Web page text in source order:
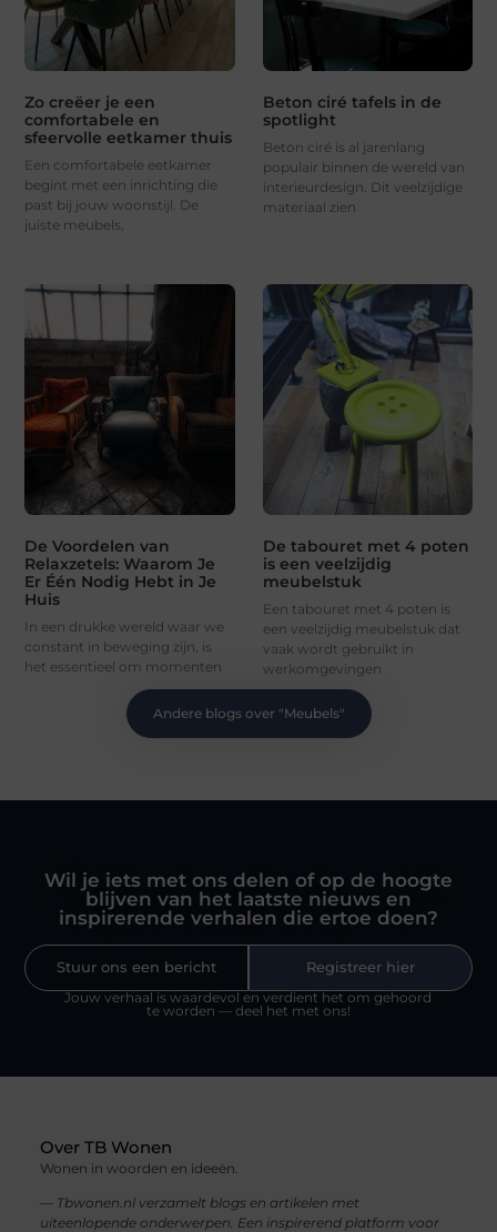
Zo creëer je een
comfortabele en
sfeervolle eetkamer thuis
Een comfortabele eetkamer
begint met een inrichting die
past bij jouw woonstijl. De
juiste meubels,
Beton ciré tafels in de
spotlight
Beton ciré is al jarenlang
populair binnen de wereld van
interieurdesign. Dit veelzijdige
materiaal zien
De Voordelen van
Relaxzetels: Waarom Je
Er Één Nodig Hebt in Je
Huis
In een drukke wereld waar we
constant in beweging zijn, is
het essentieel om momenten
De tabouret met 4 poten
is een veelzijdig
meubelstuk
Een tabouret met 4 poten is
een veelzijdig meubelstuk dat
vaak wordt gebruikt in
werkomgevingen
Andere blogs over "Meubels"
Wil je iets met ons delen of op de hoogte
blijven van het laatste nieuws en
inspirerende verhalen die ertoe doen?
Stuur ons een bericht
Registreer hier
Jouw verhaal is waardevol en verdient het om gehoord
te worden — deel het met ons!
Over TB Wonen
Wonen in woorden en ideeën.
— Tbwonen.nl verzamelt blogs en artikelen met
uiteenlopende onderwerpen. Een inspirerend platform voor